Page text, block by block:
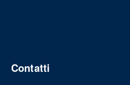
Contatti